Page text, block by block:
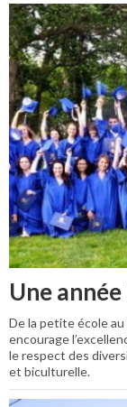
Une
De la petite école au
encourage
le respect des
et biculturelle.